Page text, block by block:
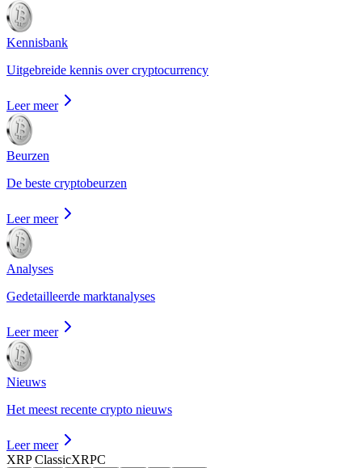
Kennisbank
Uitgebreide kennis over cryptocurrency
Leer meer
Beurzen
De beste cryptobeurzen
Leer meer
Analyses
Gedetailleerde marktanalyses
Leer meer
Nieuws
Het meest recente crypto nieuws
Leer meer
XRP ClassicXRPC